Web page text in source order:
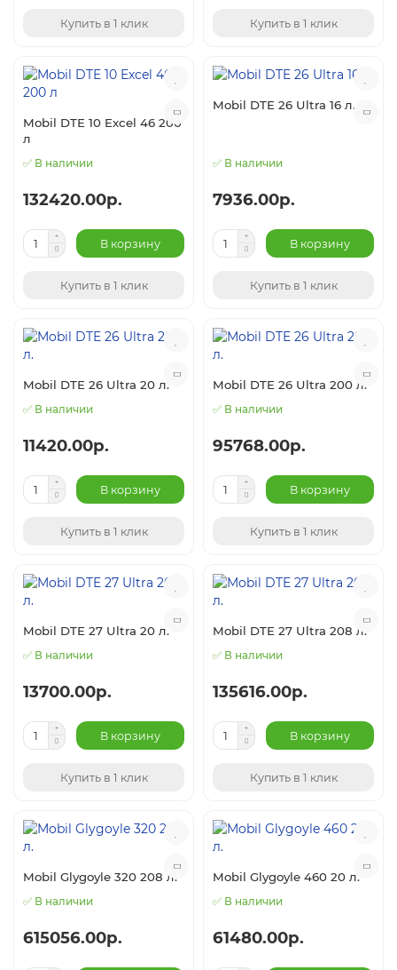
Купить в 1 клик Купить в 1 клик
Mobil DTE 10 Excel 46 200
л
✅ В наличии
132420.00р.
В корзину
Купить в 1 клик
Mobil DTE 26 Ultra 16 л.
✅ В наличии
7936.00р.
В корзину
Купить в 1 клик
Mobil DTE 26 Ultra 20 л.
✅ В наличии
11420.00р.
В корзину
Купить в 1 клик
Mobil DTE 26 Ultra 200 л.
✅ В наличии
95768.00р.
В корзину
Купить в 1 клик
Mobil DTE 27 Ultra 20 л.
✅ В наличии
13700.00р.
В корзину
Купить в 1 клик
Mobil DTE 27 Ultra 208 л.
✅ В наличии
135616.00р.
В корзину
Купить в 1 клик
Mobil Glygoyle 320 208 л.
✅ В наличии
615056.00р.
Mobil Glygoyle 460 20 л.
✅ В наличии
61480.00р.